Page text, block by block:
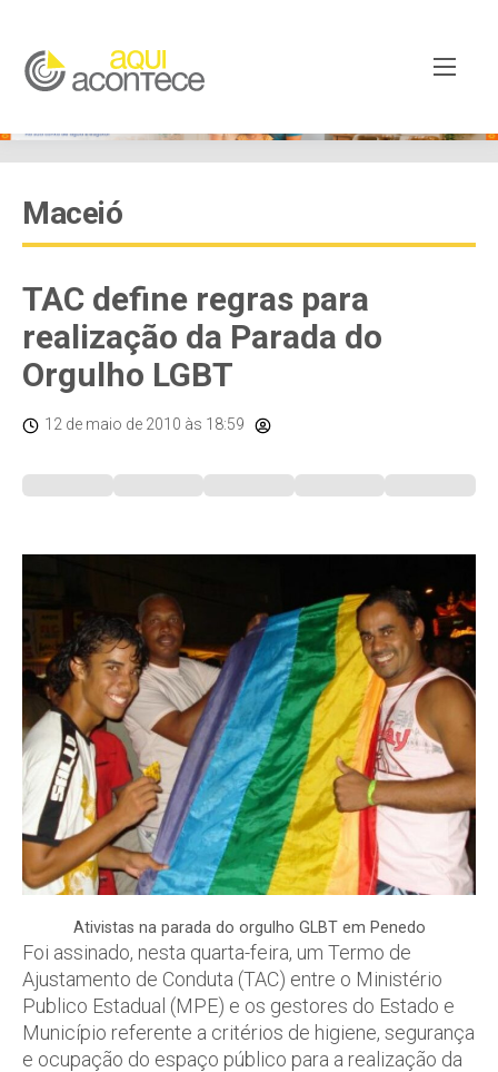
Maceió
TAC define regras para
realização da Parada do
Orgulho LGBT
12 de maio de 2010 às 18:59
Ativistas na parada do orgulho GLBT em Penedo
Foi assinado, nesta quarta-feira, um Termo de
Ajustamento de Conduta (TAC) entre o Ministério
Publico Estadual (MPE) e os gestores do Estado e
Município referente a critérios de higiene, segurança
e ocupação do espaço público para a realização da